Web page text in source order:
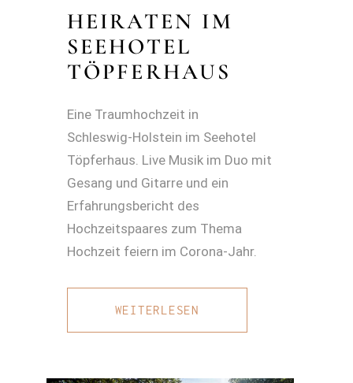
HEIRATEN IM
SEEHOTEL
TÖPFERHAUS
Eine Traumhochzeit in
Schleswig‑Holstein im Seehotel
Töpferhaus. Live Musik im Duo mit
Gesang und Gitarre und ein
Erfahrungsbericht des
Hochzeitspaares zum Thema
Hochzeit feiern im Corona-Jahr.
WEITERLESEN